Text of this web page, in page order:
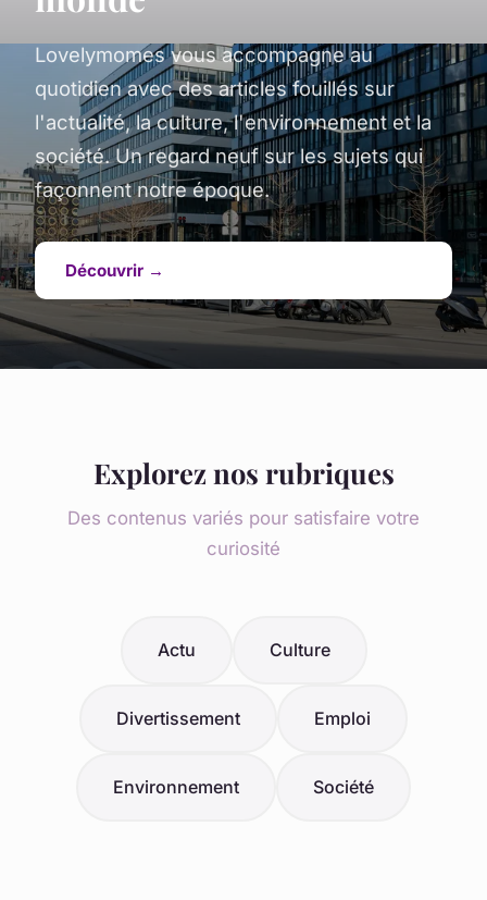
Lovelymomes vous accompagne au
quotidien avec des articles fouillés sur
l'actualité, la culture, l'environnement et la
société. Un regard neuf sur les sujets qui
façonnent notre époque.
Découvrir →
Explorez nos rubriques
Des contenus variés pour satisfaire votre
curiosité
Actu Culture
Divertissement Emploi
Environnement Société